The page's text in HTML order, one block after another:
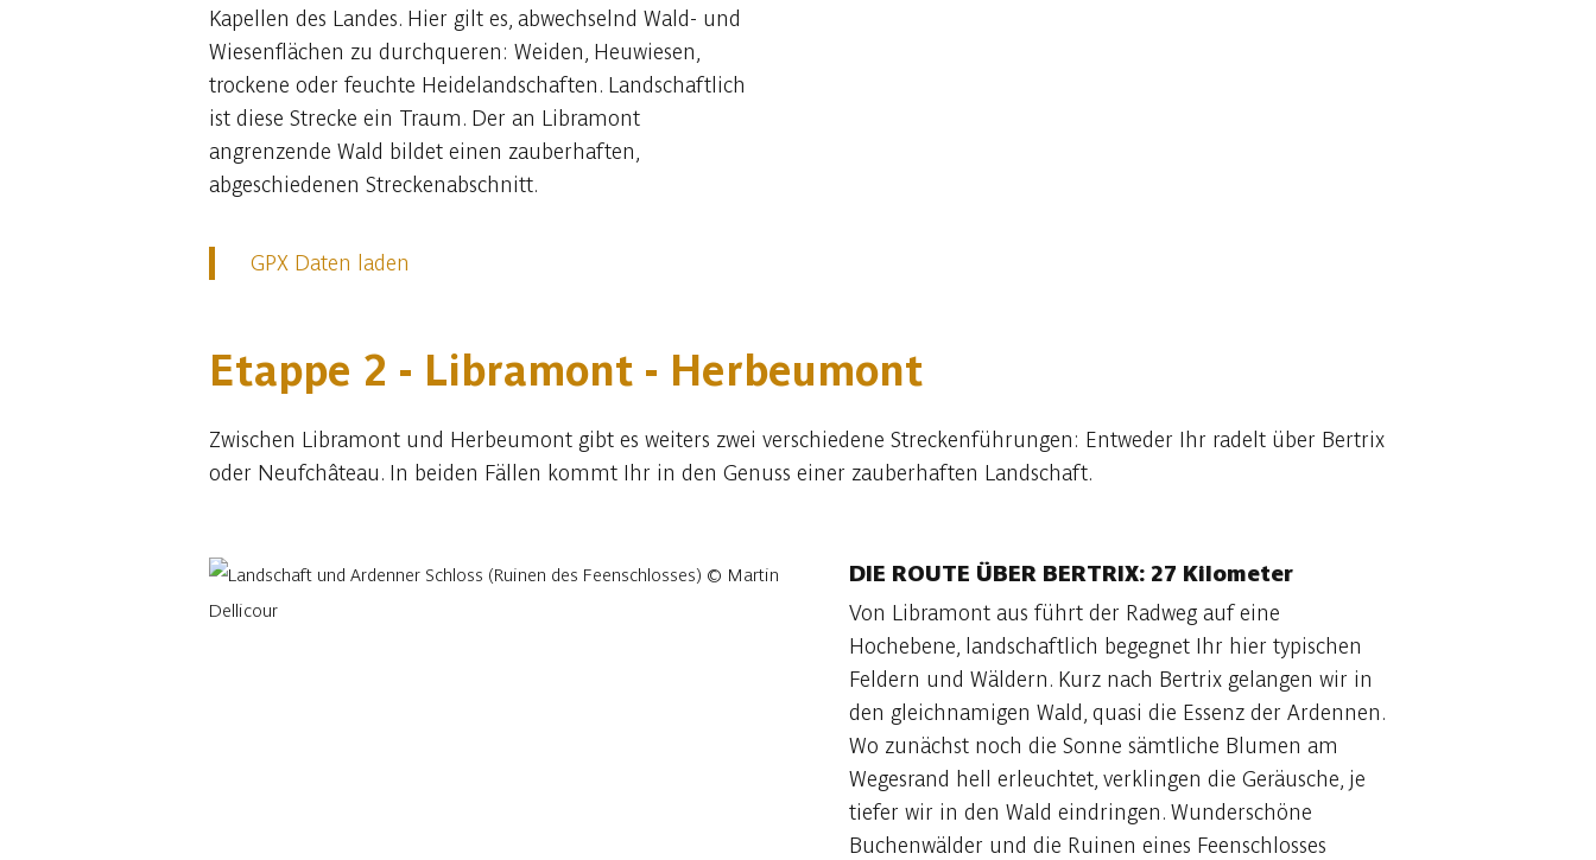
Kapellen des Landes. Hier gilt es, abwechselnd Wald- und
Wiesenflächen zu durchqueren: Weiden, Heuwiesen,
trockene oder feuchte Heidelandschaften. Landschaftlich
ist diese Strecke ein Traum. Der an Libramont
angrenzende Wald bildet einen zauberhaften,
abgeschiedenen Streckenabschnitt.
GPX Daten laden
Etappe 2 - Libramont - Herbeumont
Zwischen Libramont und Herbeumont gibt es weiters zwei verschiedene Streckenführungen: Entweder Ihr radelt über Bertrix
oder Neufchâteau. In beiden Fällen kommt Ihr in den Genuss einer zauberhaften Landschaft.
DIE ROUTE ÜBER BERTRIX: 27 Kilometer
Von Libramont aus führt der Radweg auf eine
Hochebene, landschaftlich begegnet Ihr hier typischen
Feldern und Wäldern. Kurz nach Bertrix gelangen wir in
den gleichnamigen Wald, quasi die Essenz der Ardennen.
Wo zunächst noch die Sonne sämtliche Blumen am
Wegesrand hell erleuchtet, verklingen die Geräusche, je
tiefer wir in den Wald eindringen. Wunderschöne
Buchenwälder und die Ruinen eines Feenschlosses